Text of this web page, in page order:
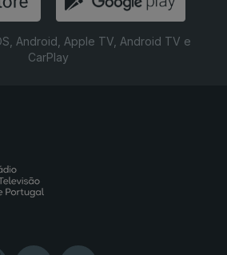
Android, Apple TV, Android TV e
CarPlay